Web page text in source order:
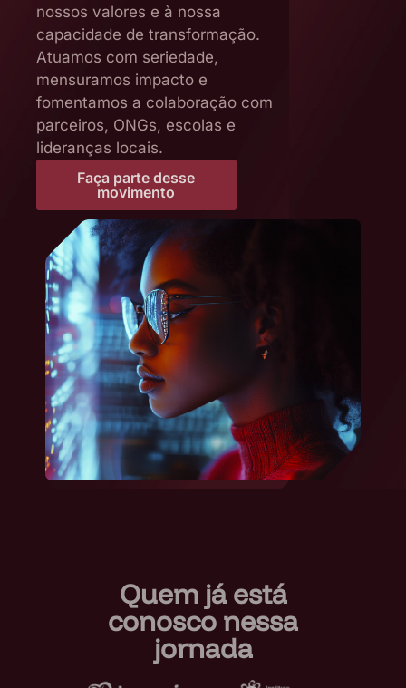
nossos valores e à nossa
capacidade de transformação.
Atuamos com seriedade,
mensuramos impacto e
fomentamos a colaboração com
parceiros, ONGs, escolas e
lideranças locais.
Faça parte desse
movimento
Quem já está
conosco nessa
jornada